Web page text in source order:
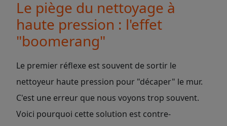
Le piège du nettoyage à
haute pression : l'effet
"boomerang"
Le premier réflexe est souvent de sortir le
nettoyeur haute pression pour "décaper" le mur.
C'est une erreur que nous voyons trop souvent.
Voici pourquoi cette solution est contre-